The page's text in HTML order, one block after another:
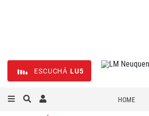
ESCUCHÁ LU5
HOME